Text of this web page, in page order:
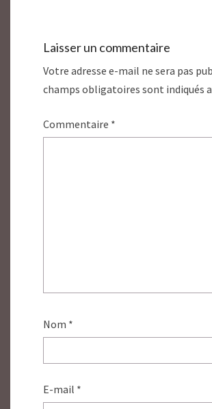
Laisser un commentaire
Votre adresse e-mail ne sera pas
champs obligatoires sont indiqués
Commentaire *
Nom *
E-mail *